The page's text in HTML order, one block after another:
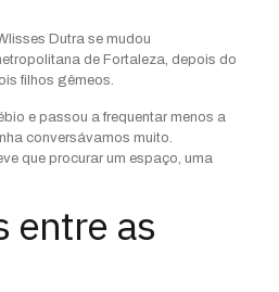
Dutra se mudou
de Fortaleza, depois do
filhos gêmeos.
e passou a frequentar menos a
conversávamos muito.
que procurar um espaço, uma
entre as